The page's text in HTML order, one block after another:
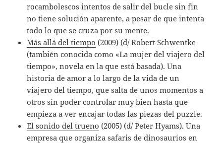
rocambolescos intentos de salir del bucle sin fin
no tiene solución aparente, a pesar de que intenta
todo lo que se cruza por su mente.
Más allá del tiempo (2009) (d/ Robert Schwentke
(también conocida como «La mujer del viajero del
tiempo», novela en la que está basada). Una
historia de amor a lo largo de la vida de un
viajero del tiempo, que salta de unos momentos a
otros sin poder controlar muy bien hasta que
empieza a ver encajar todas las piezas del puzzle.
El sonido del trueno (2005) (d/ Peter Hyams). Una
empresa que organiza safaris de dinosaurios en